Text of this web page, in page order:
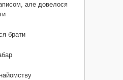
але довелося
брати